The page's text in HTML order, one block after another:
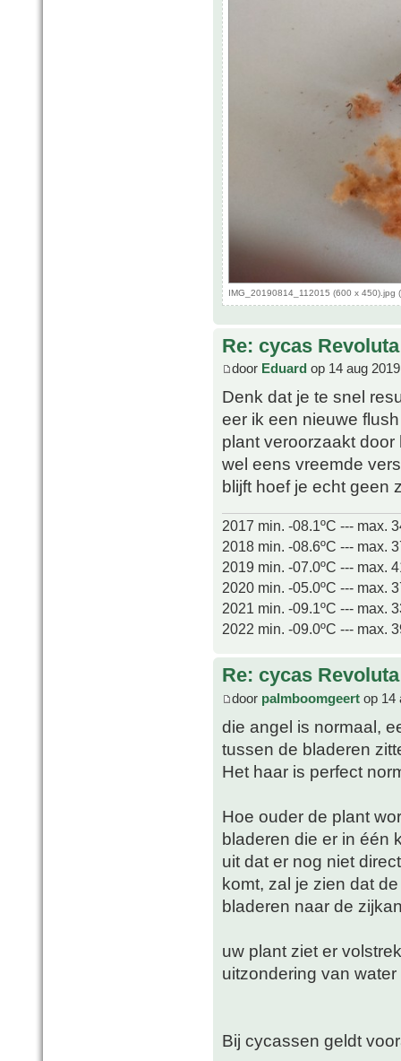
IMG_20190814_112015 (600 x 450).jpg
Re: cycas Revoluta
door Eduard op 14 aug
Denk dat je te snel
eer ik een nieuwe
plant veroorzaakt
wel eens vreemde
blijft hoef je echt geen
2017 min. -08.1ºC --- max.
2018 min. -08.6ºC --- max.
2019 min. -07.0ºC --- max.
2020 min. -05.0ºC --- max.
2021 min. -09.1ºC --- max.
2022 min. -09.0ºC --- max.
Re: cycas Revoluta
door palmboomgeert op 14
die angel is normaal,
tussen de bladeren
Het haar is perfect
Hoe ouder de plant
bladeren die er in één
uit dat er nog niet
komt, zal je zien dat
bladeren naar de
uw plant ziet er
uitzondering van
Bij cycassen geldt